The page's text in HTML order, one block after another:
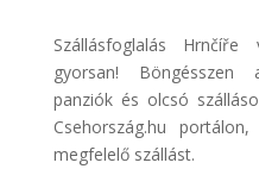
Discover
Cars
Transzfer
Szállásfoglalás
gyorsan! Böngésszen
panziók és olcsó
Csehország.hu
megfelelő szállást.